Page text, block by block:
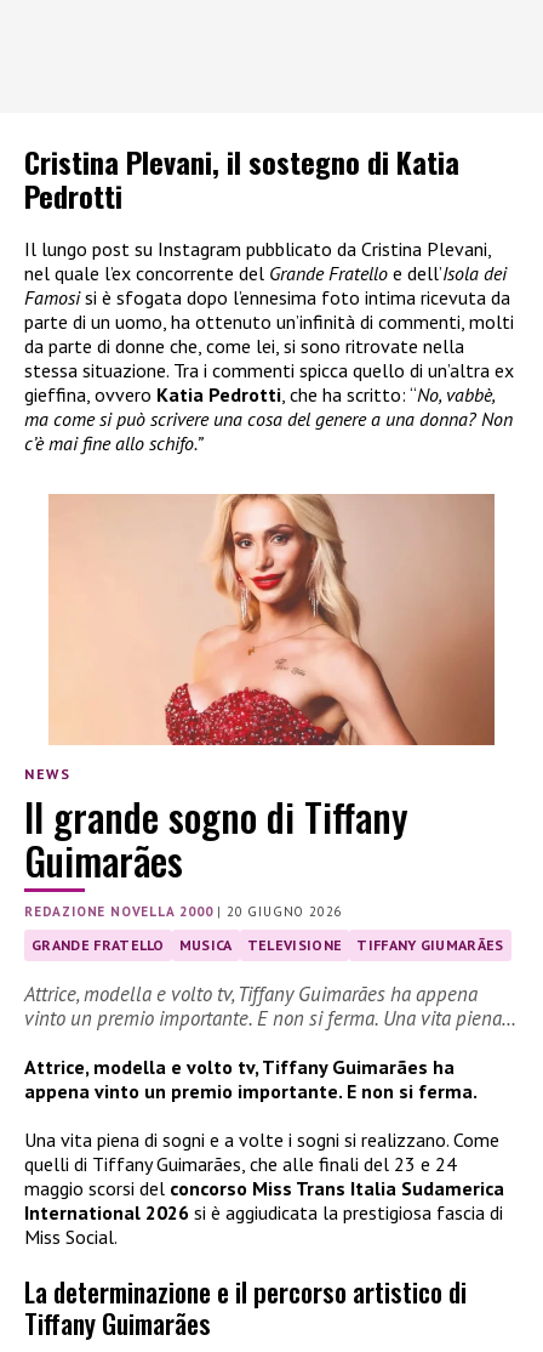
Cristina Plevani, il sostegno di Katia
Pedrotti
Il lungo post su Instagram pubblicato da Cristina Plevani,
nel quale l’ex concorrente del Grande Fratello e dell’Isola dei
Famosisi è sfogata dopo l’ennesima foto intima ricevuta da
parte di un uomo, ha ottenuto un’infinità di commenti, molti
da parte di donne che, come lei, si sono ritrovate nella
stessa situazione. Tra i commenti spicca quello di un’altra ex
gieffina, ovvero Katia Pedrotti, che ha scritto: “No, vabbè,
ma come si può scrivere una cosa del genere a una donna? Non
c’è mai fine allo schifo.”
NEWS
Il grande sogno di Tiffany
Guimarães
REDAZIONE NOVELLA 2000|20 GIUGNO 2026
GRANDE FRATELLO MUSICA TELEVISIONE TIFFANY GIUMARÃES
Attrice, modella e volto tv, Tiffany Guimarães ha appena
vinto un premio importante. E non si ferma. Una vita piena…
Attrice, modella e volto tv, Tiffany Guimarães ha
appena vinto un premio importante. E non si ferma.
Una vita piena di sogni e a volte i sogni si realizzano. Come
quelli di Tiffany Guimarães, che alle finali del 23 e 24
maggio scorsi del concorso Miss Trans Italia Sudamerica
International 2026 si è aggiudicata la prestigiosa fascia di
Miss Social.
La determinazione e il percorso artistico di
Tiffany Guimarães